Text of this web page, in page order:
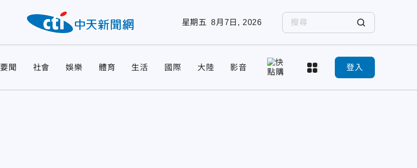
星期五 8月7日, 2026
要聞 社會 娛樂 體育 生活 國際 大陸 影音 登入